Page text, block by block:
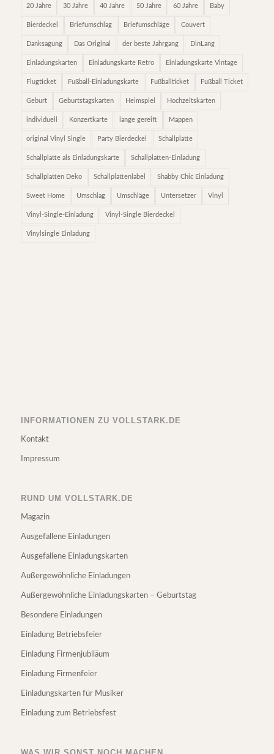
20 Jahre 30 Jahre 40 Jahre 50 Jahre 60 Jahre Baby
Bierdeckel Briefumschlag Briefumschläge Couvert
Danksagung Das Original der beste Jahrgang DinLang
Einladungskarten Einladungskarte Retro Einladungskarte Vintage
Flugticket Fußball-Einladungskarte Fußballticket Fußball Ticket
Geburt Geburtstagskarten Heimspiel Hochzeitskarten
individuell Konzertkarte lange gereift Mappen
original Vinyl Single Party Bierdeckel Schallplatte
Schallplatte als Einladungskarte Schallplatten-Einladung
Schallplatten Deko Schallplattenlabel Shabby Chic Einladung
Sweet Home Umschlag Umschläge Untersetzer Vinyl
Vinyl-Single-Einladung Vinyl-Single Bierdeckel
Vinylsingle Einladung
INFORMATIONEN ZU VOLLSTARK.DE
Kontakt
Impressum
RUND UM VOLLSTARK.DE
Magazin
Ausgefallene Einladungen
Ausgefallene Einladungskarten
Außergewöhnliche Einladungen
Außergewöhnliche Einladungskarten – Geburtstag
Besondere Einladungen
Einladung Betriebsfeier
Einladung Firmenjubiläum
Einladung Firmenfeier
Einladungskarten für Musiker
Einladung zum Betriebsfest